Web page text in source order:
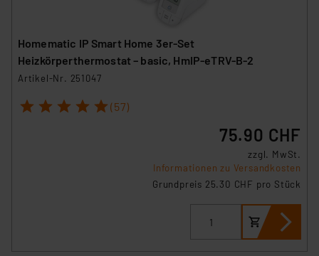
Homematic IP Smart Home 3er-Set
Heizkörperthermostat – basic, HmIP-eTRV-B-2
Artikel-Nr. 251047
1 2 3 4 5 (57)
75.90 CHF
zzgl. MwSt.
Informationen zu Versandkosten
Grundpreis 25.30 CHF pro Stück